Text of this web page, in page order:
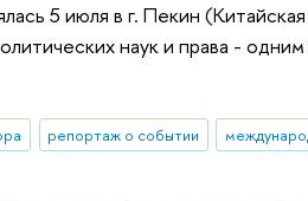
5 июля в г. Пекин
наук и права -
репортаж о событии